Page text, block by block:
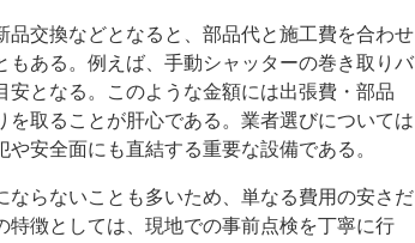
交換などとなると、部品代と施工費を合わせ
ある。例えば、手動シャッターの巻き取りバ
となる。このような金額には出張費・部品
取ることが肝心である。業者選びについては
安全面にも直結する重要な設備である。
らないことも多いため、単なる費用の安さだ
徴としては、現地での事前点検を丁寧に行